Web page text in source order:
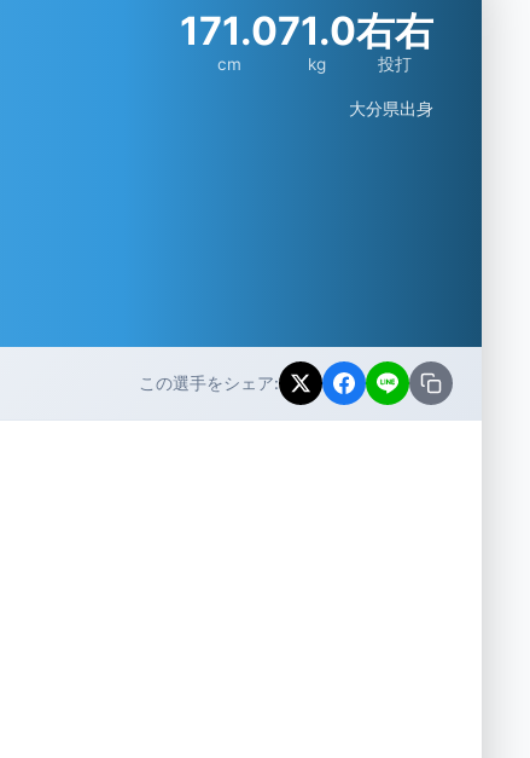
171.0
cm
71.0
kg
右右
投打
大分県出身
この選手をシェア: